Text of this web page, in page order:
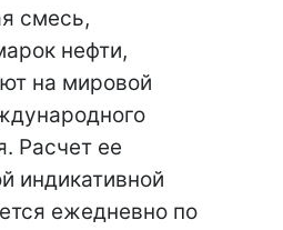
смесь,
нефти,
на мировой
Расчет ее
индикативной
ежедневно по